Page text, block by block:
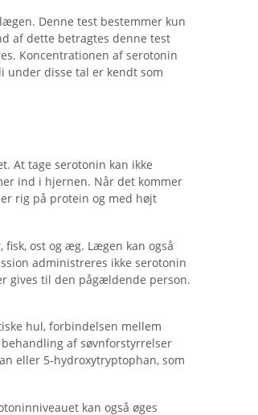
Denne test bestemmer kun
af dette betragtes denne test
Koncentrationen af ​​serotonin
under disse tal er kendt som
At tage serotonin kan ikke
ind i hjernen. Når det kommer
rig på protein og med højt
ost og æg. Lægen kan også
administreres ikke serotonin
gives til den pågældende person.
hul, forbindelsen mellem
af søvnforstyrrelser
eller 5-hydroxytryptophan, som
kan også øges